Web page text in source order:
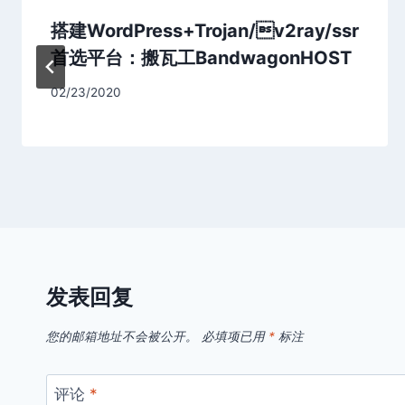
搭建WordPress+Trojan/v2ray/ssr
首选平台：搬瓦工BandwagonHOST
02/23/2020
发表回复
您的邮箱地址不会被公开。 必填项已用 * 标注
评论 *